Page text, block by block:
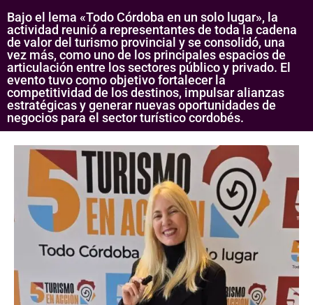
Bajo el lema «Todo Córdoba en un solo lugar», la
actividad reunió a representantes de toda la cadena
de valor del turismo provincial y se consolidó, una
vez más, como uno de los principales espacios de
articulación entre los sectores público y privado. El
evento tuvo como objetivo fortalecer la
competitividad de los destinos, impulsar alianzas
estratégicas y generar nuevas oportunidades de
negocios para el sector turístico cordobés.